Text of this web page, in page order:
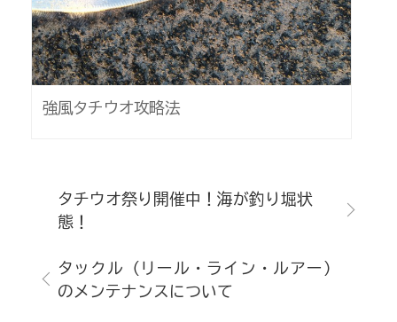
強風タチウオ攻略法
タックル（リール・ライン・ルアー）
のメンテナンスについて
タチウオ祭り開催中！海が釣り堀状
態！